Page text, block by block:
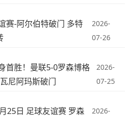
赛-阿尔伯特破门 多特
2026-
07-26
首胜！曼联5-0罗森博格
尼阿玛斯破门
2026-
07-25
25日 足球友谊赛 罗森
2026-